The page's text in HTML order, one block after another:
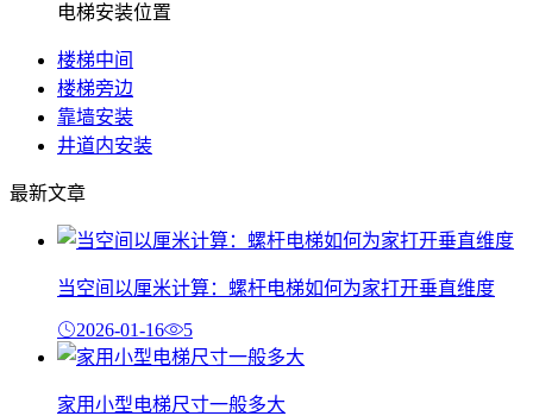
电梯安装位置
楼梯中间
楼梯旁边
靠墙安装
井道内安装
最新文章
当空间以厘米计算：螺杆电梯如何为家打开垂直维度
2026-01-16 5
家用小型电梯尺寸一般多大